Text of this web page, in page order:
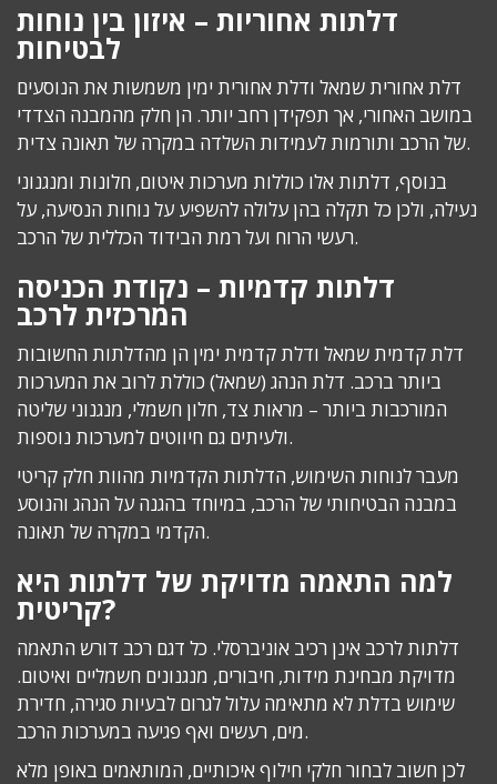
דלתות אחוריות – איזון בין נוחות
לבטיחות
דלת אחורית שמאל ודלת אחורית ימין משמשות את הנוסעים
במושב האחורי, אך תפקידן רחב יותר. הן חלק מהמבנה הצדדי
של הרכב ותורמות לעמידות השלדה במקרה של תאונה צדית.
בנוסף, דלתות אלו כוללות מערכות איטום, חלונות ומנגנוני
נעילה, ולכן כל תקלה בהן עלולה להשפיע על נוחות הנסיעה, על
רעשי הרוח ועל רמת הבידוד הכללית של הרכב.
דלתות קדמיות – נקודת הכניסה
המרכזית לרכב
דלת קדמית שמאל ודלת קדמית ימין הן מהדלתות החשובות
ביותר ברכב. דלת הנהג (שמאל) כוללת לרוב את המערכות
המורכבות ביותר – מראות צד, חלון חשמלי, מנגנוני שליטה
ולעיתים גם חיווטים למערכות נוספות.
מעבר לנוחות השימוש, הדלתות הקדמיות מהוות חלק קריטי
במבנה הבטיחותי של הרכב, במיוחד בהגנה על הנהג והנוסע
הקדמי במקרה של תאונה.
למה התאמה מדויקת של דלתות היא
קריטית?
דלתות לרכב אינן רכיב אוניברסלי. כל דגם רכב דורש התאמה
מדויקת מבחינת מידות, חיבורים, מנגנונים חשמליים ואיטום.
שימוש בדלת לא מתאימה עלול לגרום לבעיות סגירה, חדירת
מים, רעשים ואף פגיעה במערכות הרכב.
לכן חשוב לבחור חלקי חילוף איכותיים, המותאמים באופן מלא